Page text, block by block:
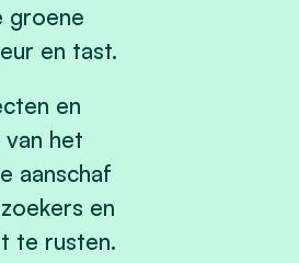
groene
en tast.
en
het
aanschaf
en
te rusten.